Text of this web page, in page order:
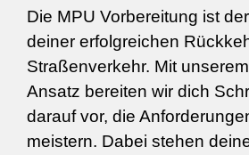
Die MPU Vorbereitung ist
deiner erfolgreichen
Straßenverkehr. Mit
Ansatz bereiten wir dich
darauf vor, die
meistern. Dabei stehen